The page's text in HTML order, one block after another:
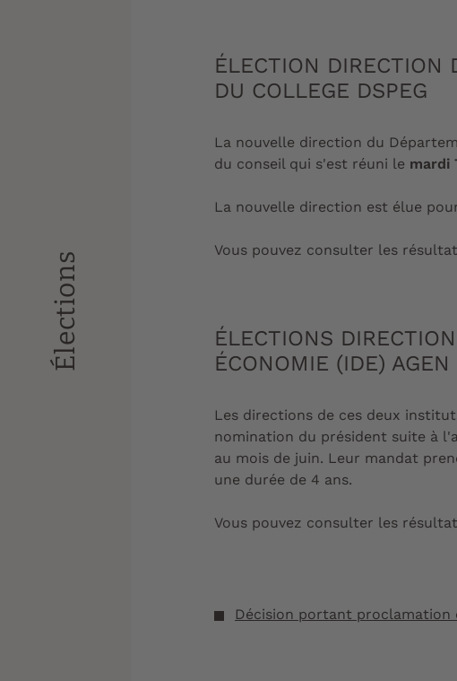
Élections
ÉLECTION DIRECTION
DU COLLEGE DSPEG
La nouvelle direction du
du conseil qui s'est réuni le mardi
La nouvelle direction est élue
Vous pouvez consulter les
ÉLECTIONS
ÉCONOMIE (IDE) AGEN
Les directions de ces deux
nomination du président suite à
au mois de juin. Leur mandat
une durée de 4 ans.
Vous pouvez consulter les
Décision portant proclamation